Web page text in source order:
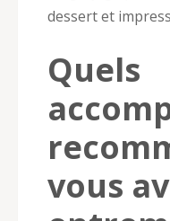
dessert et
Quels
vous